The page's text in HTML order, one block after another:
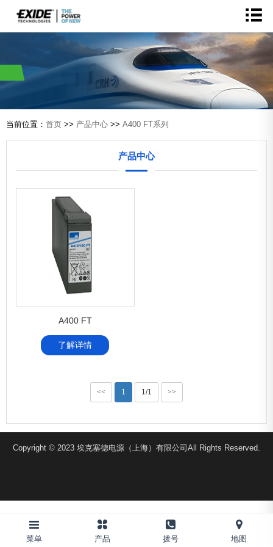
当前位置： 首页 >> 产品中心 >> A400 FT系列
产品中心
A400 FT
了解详情
<< 1 1/1 >>
Copyright © 2023 埃克塞德电源（上海）有限公司All Rights Reserved.
菜单 产品 拨号 地图